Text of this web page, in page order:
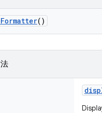
Formatter()